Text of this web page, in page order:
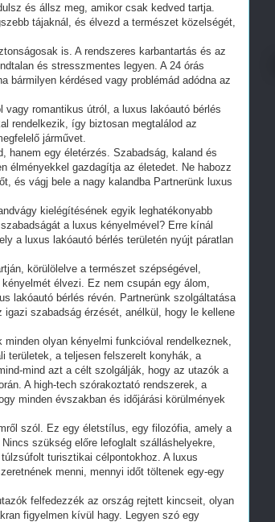
és állsz meg, amikor csak kedved tartja.
tájaknál, és élvezd a természet közelségét,
is. A rendszeres karbantartás és az
és stresszmentes legyen. A 24 órás
bármilyen kérdésed vagy problémád adódna az
vagy romantikus útról, a luxus lakóautó bérlés
rendelkezik, így biztosan megtalálod az
járművet.
hanem egy életérzés. Szabadság, kaland és
élményekkel gazdagítja az életedet. Ne habozz
és vágj bele a nagy kalandba Partnerünk luxus
kielégítésének egyik leghatékonyabb
a luxus kényelmével? Erre kínál
a luxus lakóautó bérlés területén nyújt páratlan
körülölelve a természet szépségével,
élvezi. Ez nem csupán egy álom,
lakóautó bérlés révén. Partnerünk szolgáltatása
szabadság érzését, anélkül, hogy le kellene
olyan kényelmi funkcióval rendelkeznek,
területek, a teljesen felszerelt konyhák, a
mind azt a célt szolgálják, hogy az utazók a
A high-tech szórakoztató rendszerek, a
minden évszakban és időjárási körülmények
szól. Ez egy életstílus, egy filozófia, amely a
szükség előre lefoglalt szálláshelyekre,
turisztikai célpontokhoz. A luxus
menni, mennyi időt töltenek egy-egy
felfedezzék az ország rejtett kincseit, olyan
figyelmen kívül hagy. Legyen szó egy